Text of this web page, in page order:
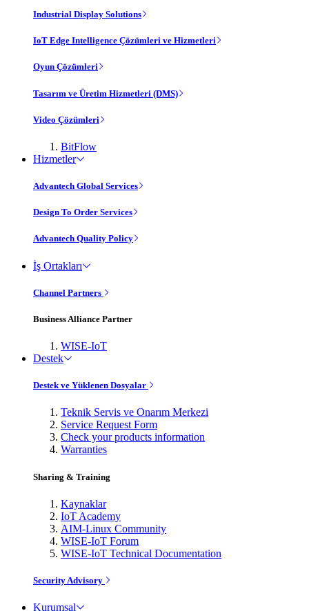
Industrial Display Solutions
IoT Edge Intelligence Çözümleri ve Hizmetleri
Oyun Çözümleri
Tasarım ve Üretim Hizmetleri (DMS)
Video Çözümleri
BitFlow
Hizmetler
Advantech Global Services
Design To Order Services
Advantech Quality Policy
İş Ortakları
Channel Partners
Business Alliance Partner
WISE-IoT
Destek
Destek ve Yüklenen Dosyalar
Teknik Servis ve Onarım Merkezi
Service Request Form
Check your products information
Warranties
Sharing & Training
Kaynaklar
IoT Academy
AIM-Linux Community
WISE-IoT Forum
WISE-IoT Technical Documentation
Security Advisory
Kurumsal